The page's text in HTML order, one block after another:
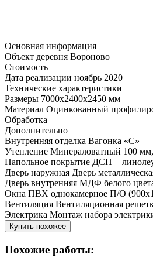
Основная информация
Объект деревня Вороново
Стоимость —
Дата реализации ноябрь 2020
Технические характеристики
Размеры 7000х2400х2450 мм
Материал Оцинкованный
Обработка —
Дополнительно
Внутренняя отделка Вагонка «С»
Утепление Минераловатный 100
Напольное покрытие ДСП +
Дверь наружная Дверь
Дверь внутренняя МДФ белого
Окна ПВХ однокамерное П/О
Вентиляция Вентиляционная
Электрика Монтаж набора
Купить похожее
Похожие работы: